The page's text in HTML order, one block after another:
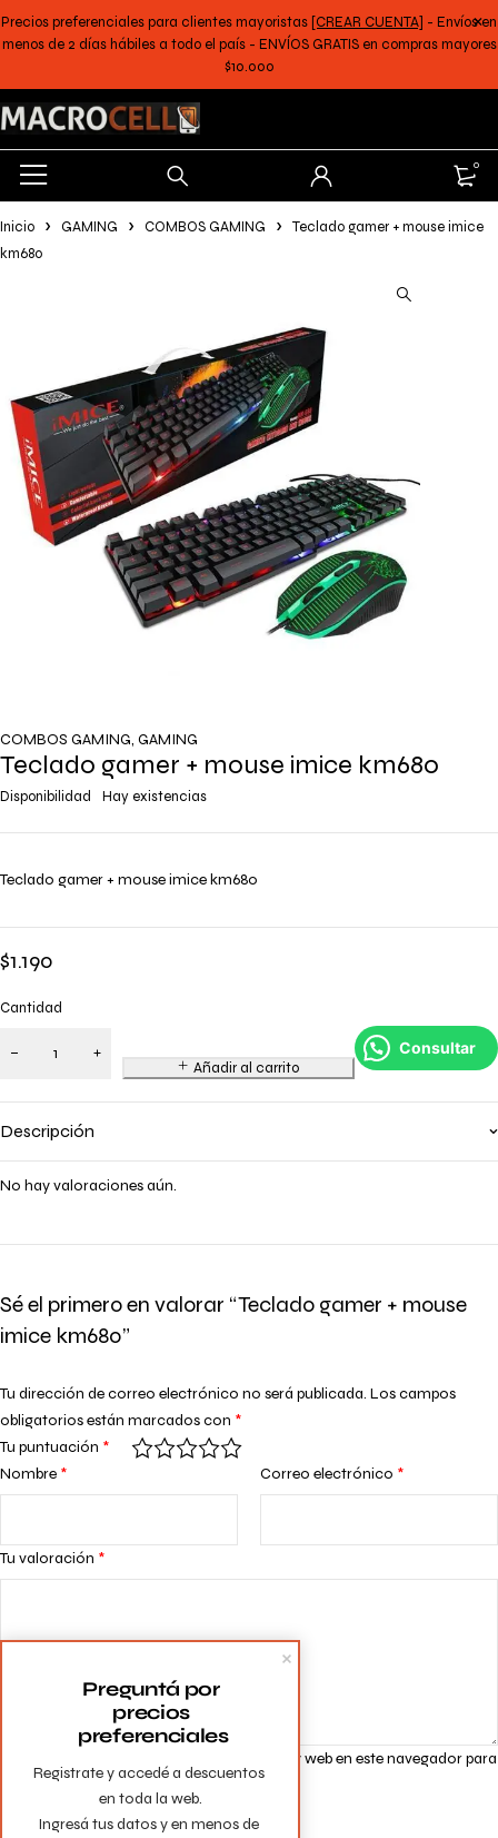
Precios preferenciales para clientes mayoristas [CREAR CUENTA] - Envíos en
menos de 2 días hábiles a todo el país - ENVÍOS GRATIS en compras mayores
$10.000
0
Inicio GAMING COMBOS GAMING
Teclado gamer + mouse imice
km680
COMBOS GAMING, GAMING
Teclado gamer + mouse imice km680
Disponibilidad Hay existencias
Teclado gamer + mouse imice km680
$1.190
Cantidad
Añadir al carrito
Consultar
Descripción
No hay valoraciones aún.
Sé el primero en valorar “Teclado gamer + mouse
imice km680”
Tu dirección de correo electrónico no será publicada. Los campos
obligatorios están marcados con *
Tu puntuación *
Tu valoración *
Nombre * Correo electrónico *
Guarda mi nombre, correo electrónico y web en este navegador para
la próxima vez que comente.
Registrate y accedé a descuentos
en toda la web.
Ingresá tus datos y en menos de
Preguntá por
precios
preferenciales